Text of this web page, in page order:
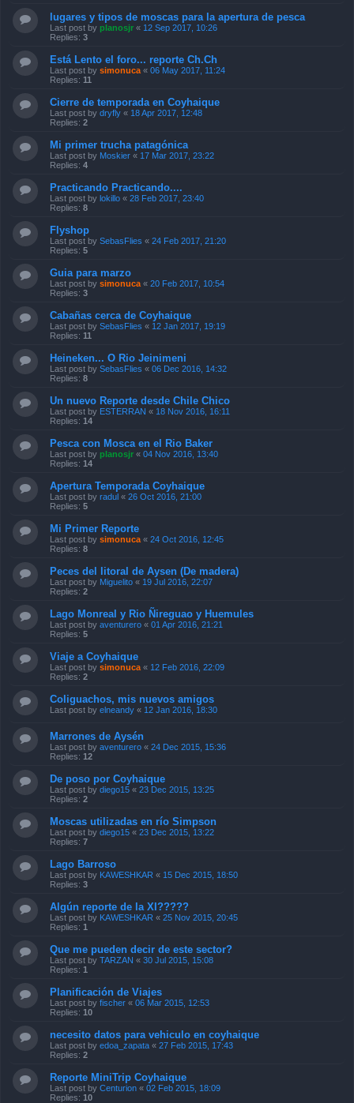
lugares y tipos de moscas para la apertura de pesca
Last post by planosjr « 12 Sep 2017, 10:26
Replies: 3
Está Lento el foro... reporte Ch.Ch
Last post by simonuca « 06 May 2017, 11:24
Replies: 11
Cierre de temporada en Coyhaique
Last post by dryfly « 18 Apr 2017, 12:48
Replies: 2
Mi primer trucha patagónica
Last post by Moskier « 17 Mar 2017, 23:22
Replies: 4
Practicando Practicando....
Last post by lokillo « 28 Feb 2017, 23:40
Replies: 8
Flyshop
Last post by SebasFlies « 24 Feb 2017, 21:20
Replies: 5
Guia para marzo
Last post by simonuca « 20 Feb 2017, 10:54
Replies: 3
Cabañas cerca de Coyhaique
Last post by SebasFlies « 12 Jan 2017, 19:19
Replies: 11
Heineken... O Rio Jeinimeni
Last post by SebasFlies « 06 Dec 2016, 14:32
Replies: 8
Un nuevo Reporte desde Chile Chico
Last post by ESTERRAN « 18 Nov 2016, 16:11
Replies: 14
Pesca con Mosca en el Rio Baker
Last post by planosjr « 04 Nov 2016, 13:40
Replies: 14
Apertura Temporada Coyhaique
Last post by radul « 26 Oct 2016, 21:00
Replies: 5
Mi Primer Reporte
Last post by simonuca « 24 Oct 2016, 12:45
Replies: 8
Peces del litoral de Aysen (De madera)
Last post by Miguelito « 19 Jul 2016, 22:07
Replies: 2
Lago Monreal y Rio Ñireguao y Huemules
Last post by aventurero « 01 Apr 2016, 21:21
Replies: 5
Viaje a Coyhaique
Last post by simonuca « 12 Feb 2016, 22:09
Replies: 2
Coliguachos, mis nuevos amigos
Last post by elneandy « 12 Jan 2016, 18:30
Marrones de Aysén
Last post by aventurero « 24 Dec 2015, 15:36
Replies: 12
De poso por Coyhaique
Last post by diego15 « 23 Dec 2015, 13:25
Replies: 2
Moscas utilizadas en río Simpson
Last post by diego15 « 23 Dec 2015, 13:22
Replies: 7
Lago Barroso
Last post by KAWESHKAR « 15 Dec 2015, 18:50
Replies: 3
Algún reporte de la XI?????
Last post by KAWESHKAR « 25 Nov 2015, 20:45
Replies: 1
Que me pueden decir de este sector?
Last post by TARZAN « 30 Jul 2015, 15:08
Replies: 1
Planificación de Viajes
Last post by fischer « 06 Mar 2015, 12:53
Replies: 10
necesito datos para vehiculo en coyhaique
Last post by edoa_zapata « 27 Feb 2015, 17:43
Replies: 2
Reporte MiniTrip Coyhaique
Last post by Centurion « 02 Feb 2015, 18:09
Replies: 10